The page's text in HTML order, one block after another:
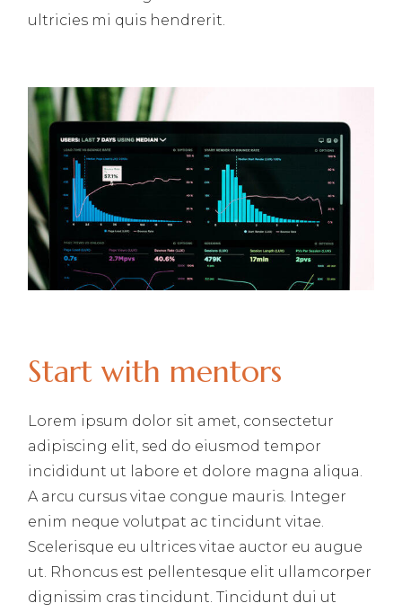
ultricies mi quis hendrerit.
Start with mentors
Lorem ipsum dolor sit amet, consectetur
adipiscing elit, sed do eiusmod tempor
incididunt ut labore et dolore magna aliqua.
A arcu cursus vitae congue mauris. Integer
enim neque volutpat ac tincidunt vitae.
Scelerisque eu ultrices vitae auctor eu augue
ut. Rhoncus est pellentesque elit ullamcorper
dignissim cras tincidunt. Tincidunt dui ut